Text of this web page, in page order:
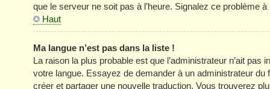
que le serveur ne soit pas à l’heure. Signalez ce problème
Haut
Ma langue n’est pas dans la liste !
La raison la plus probable est que l’administrateur n’ait
votre langue. Essayez de demander à un administrateur du
créer et partager une nouvelle traduction. Vous trouverez